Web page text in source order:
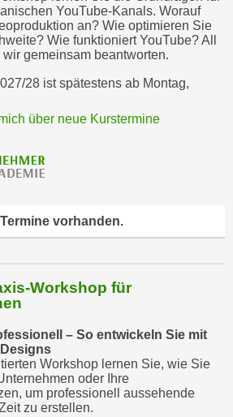
YouTube-Kanals. Worauf
an? Wie optimieren Sie
Wie funktioniert YouTube? All
gemeinsam beantworten.
28 ist spätestens ab Montag,
über neue Kurstermine
vorhanden.
Workshop für
– So entwickeln Sie mit
Workshop lernen Sie, wie Sie
oder Ihre
um professionell aussehende
zu erstellen.